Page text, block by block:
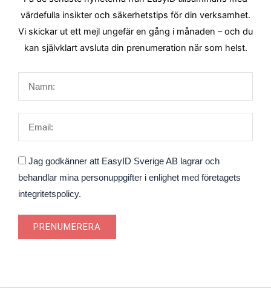
värdefulla insikter och säkerhetstips för din verksamhet.
Vi skickar ut ett mejl ungefär en gång i månaden – och du
kan självklart avsluta din prenumeration när som helst.
Godkännande
Jag godkänner att EasyID Sverige AB lagrar och
behandlar mina personuppgifter i enlighet med företagets
integritetspolicy.
PRENUMERERA